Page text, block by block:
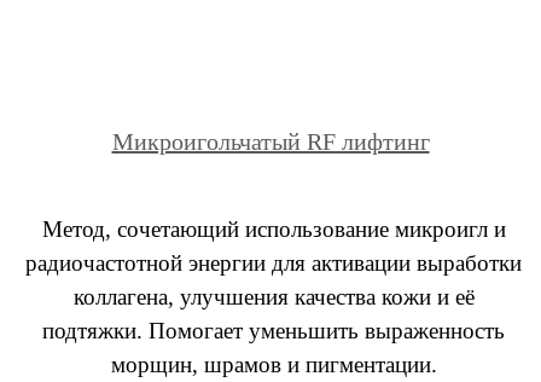
Микроигольчатый RF лифтинг
Метод, сочетающий использование микроигл и
радиочастотной энергии для активации выработки
коллагена, улучшения качества кожи и её
подтяжки. Помогает уменьшить выраженность
морщин, шрамов и пигментации.